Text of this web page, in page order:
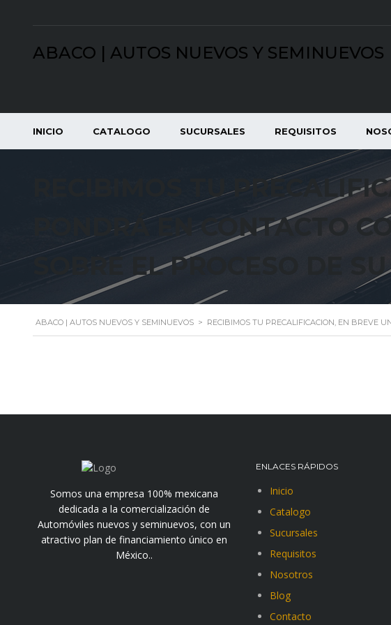
ABACO | AUTOS NUEVOS Y SEMINUEVOS
INICIO CATALOGO SUCURSALES REQUISITOS
RECIBIMOS TU
PONDRÁ EN CONTACTO
SOBRE EL PROCESO DE
ABACO | AUTOS NUEVOS Y SEMINUEVOS > RECIBIMOS TU PRECALIFICACION, EN BREVE
Somos una empresa 100% mexicana
dedicada a la comercialización de
Automóviles nuevos y seminuevos, con un
atractivo plan de financiamiento único en
México..
ENLACES RÁPIDOS
Inicio
Catalogo
Sucursales
Requisitos
Nosotros
Blog
Contacto